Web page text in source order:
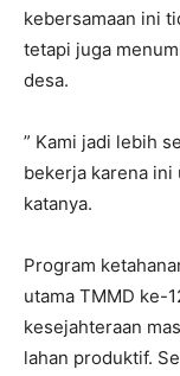
kebersamaan ini
tetapi juga
desa.
” Kami jadi lebih
bekerja karena ini
katanya.
Program
utama TMMD ke-
kesejahteraan
lahan produktif.